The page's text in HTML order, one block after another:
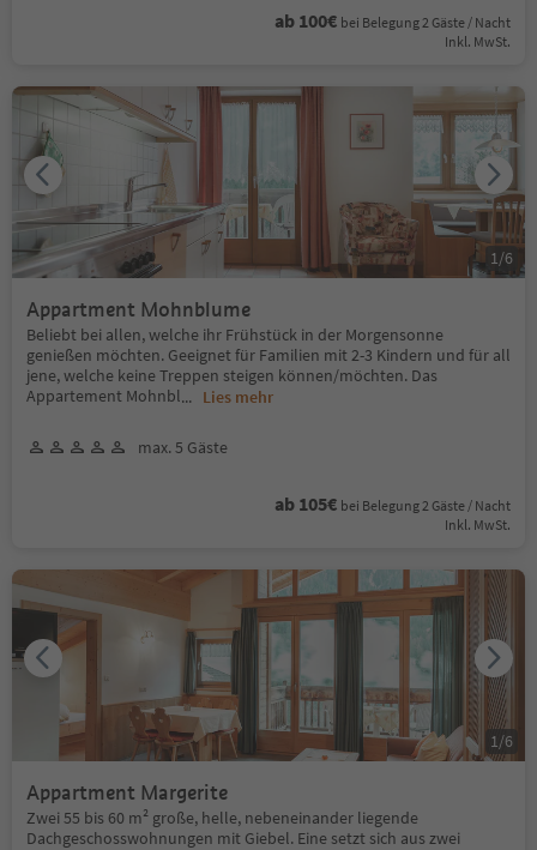
ab 100€ bei Belegung 2 Gäste / Nacht
Inkl. MwSt.
Appartment Mohnblume
Beliebt bei allen, welche ihr Frühstück in der Morgensonne
genießen möchten. Geeignet für Familien mit 2-3 Kindern und für all
jene, welche keine Treppen steigen können/möchten. Das
Appartement Mohnbl... Lies mehr
max. 5 Gäste
ab 105€ bei Belegung 2 Gäste / Nacht
Inkl. MwSt.
1 /6
Appartment Margerite
Zwei 55 bis 60 m² große, helle, nebeneinander liegende
Dachgeschosswohnungen mit Giebel. Eine setzt sich aus zwei
1 /6